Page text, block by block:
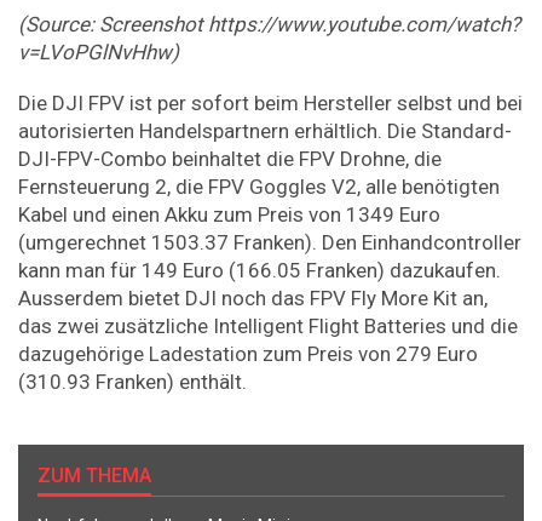
(Source: Screenshot https://www.youtube.com/watch?
v=LVoPGlNvHhw)
Die DJI FPV ist per sofort beim Hersteller selbst und bei
autorisierten Handelspartnern erhältlich. Die Standard-
DJI-FPV-Combo beinhaltet die FPV Drohne, die
Fernsteuerung 2, die FPV Goggles V2, alle benötigten
Kabel und einen Akku zum Preis von 1349 Euro
(umgerechnet 1503.37 Franken). Den Einhandcontroller
kann man für 149 Euro (166.05 Franken) dazukaufen.
Ausserdem bietet DJI noch das FPV Fly More Kit an,
das zwei zusätzliche Intelligent Flight Batteries und die
dazugehörige Ladestation zum Preis von 279 Euro
(310.93 Franken) enthält.
ZUM THEMA